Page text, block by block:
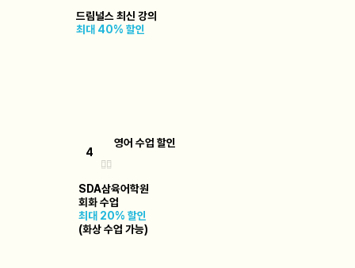
드림널스 최신 강의
최대 40% 할인
4
✍🏻
영어 수업 할인
SDA삼육어학원
회화 수업
최대 20% 할인
(화상 수업 가능)